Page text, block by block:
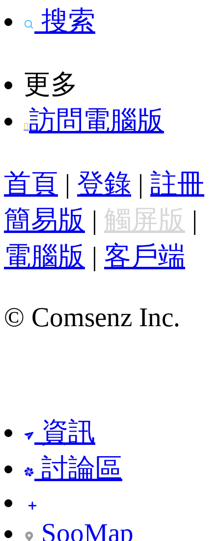
搜索
更多
訪問電腦版
首頁 | 登錄 | 註冊
簡易版 | 觸屏版 |
電腦版 | 客戶端
© Comsenz Inc.
資訊
討論區
SooMap